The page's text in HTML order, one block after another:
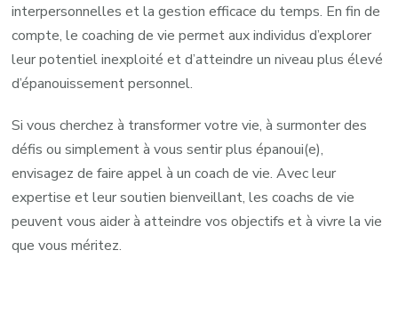
interpersonnelles et la gestion efficace du temps. En fin de
compte, le coaching de vie permet aux individus d’explorer
leur potentiel inexploité et d’atteindre un niveau plus élevé
d’épanouissement personnel.
Si vous cherchez à transformer votre vie, à surmonter des
défis ou simplement à vous sentir plus épanoui(e),
envisagez de faire appel à un coach de vie. Avec leur
expertise et leur soutien bienveillant, les coachs de vie
peuvent vous aider à atteindre vos objectifs et à vivre la vie
que vous méritez.